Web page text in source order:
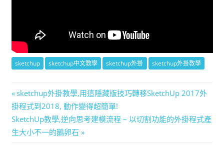
sketchup sketchup中文教學 sketchup外掛 sketchup外掛教學
文
章
導
Previous
Post:
sketchup外掛教學,用這隱藏版技巧轉移SketchUp 2017外
掛程式到2018, 動作變得超簡單!
Next
Post:
SketchUp教學,逆向思考建模流程 – 以切割功能的外掛程式產
生大小不一的鵝卵石